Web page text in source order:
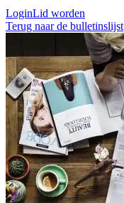
LoginLid worden
Terug naar de bulletinslijst